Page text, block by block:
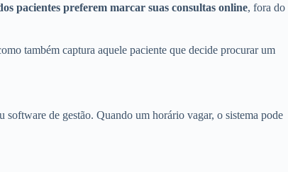
pacientes preferem marcar suas consultas online, fora do
também captura aquele paciente que decide procurar um
software de gestão. Quando um horário vagar, o sistema pode